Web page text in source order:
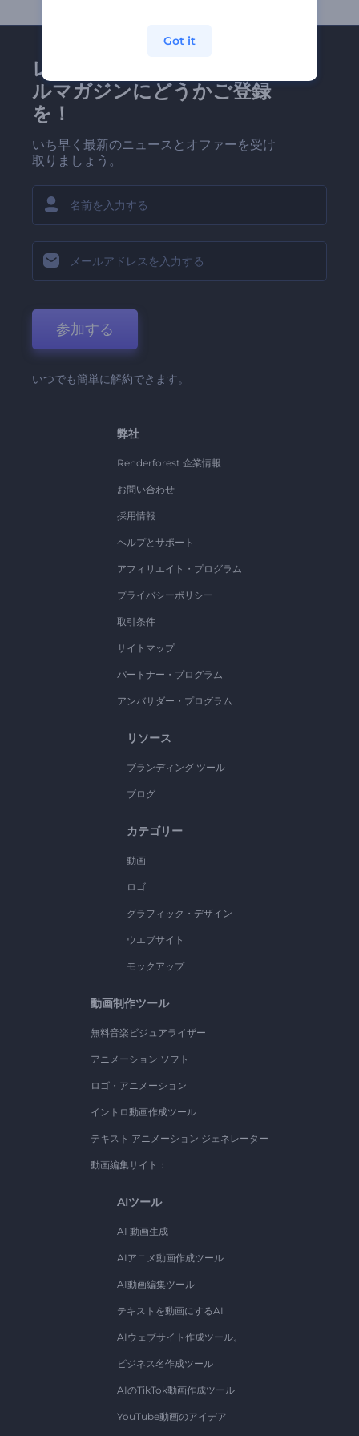
レンダーフォレストのメー
ルマガジンにどうかご登録
を！
いち早く最新のニュースとオファーを受け
取りましょう。
参加する
いつでも簡単に解約できます。
弊社
Renderforest 企業情報
お問い合わせ
採用情報
ヘルプとサポート
アフィリエイト・プログラム
プライバシーポリシー
取引条件
サイトマップ
パートナー・プログラム
アンバサダー・プログラム
リソース
ブランディング ツール
ブログ
カテゴリー
動画
ロゴ
グラフィック・デザイン
ウエブサイト
モックアップ
動画制作ツール
無料音楽ビジュアライザー
アニメーション ソフト
ロゴ・アニメーション
イントロ動画作成ツール
テキスト アニメーション ジェネレーター
動画編集サイト：
AIツール
AI 動画生成
AIアニメ動画作成ツール
AI動画編集ツール
テキストを動画にするAI
AIウェブサイト作成ツール。
ビジネス名作成ツール
AIのTikTok動画作成ツール
YouTube動画のアイデア
Got it